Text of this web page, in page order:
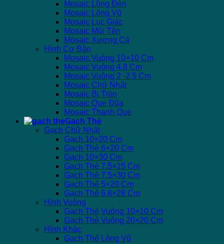
Mosaic Lồng Đèn
Mosaic Lông Vũ
Mosaic Lục Giác
Mosaic Mũi Tên
Mosaic Xương Cá
Hình Cơ Bản
Mosaic Vuông 10×10 Cm
Mosaic Vuông 4.8 Cm
Mosaic Vuông 2 -2.5 Cm
Mosaic Chữ Nhật
Mosaic Bi Tròn
Mosaic Que Đũa
Mosaic Thanh Que
Gạch Thẻ
Gạch Chữ Nhật
Gạch 10×20 Cm
Gạch Thẻ 6×20 Cm
Gạch 10×30 Cm
Gạch Thẻ 7.5×15 Cm
Gạch Thẻ 7.5×30 Cm
Gạch Thẻ 5×20 Cm
Gạch Thẻ 6.8×28 Cm
Hình Vuông
Gạch Thẻ Vuông 10×10 Cm
Gạch Thẻ Vuông 20×20 Cm
Hình Khác
Gạch Thẻ Lông Vũ